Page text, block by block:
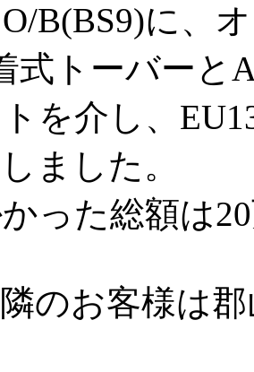
B(BS9)に、
式トーバーと
を介し、
ました。
った総額は
のお客様は